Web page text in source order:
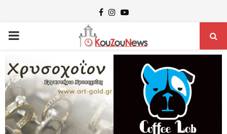
Facebook
Instagram
Youtube
PRIMARY
MENU